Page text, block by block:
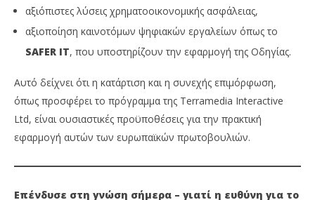
αξιόπιστες λύσεις χρηματοοικονομικής ασφάλειας,
αξιοποίηση καινοτόμων ψηφιακών εργαλείων όπως το
SAFER IT, που υποστηρίζουν την εφαρμογή της Οδηγίας.
Αυτό δείχνει ότι η κατάρτιση και η συνεχής επιμόρφωση,
όπως προσφέρει το πρόγραμμα της Terramedia Interactive
Ltd, είναι ουσιαστικές προϋποθέσεις για την πρακτική
εφαρμογή αυτών των ευρωπαϊκών πρωτοβουλιών.
Επένδυσε στη γνώση σήμερα – γιατί η ευθύνη για το